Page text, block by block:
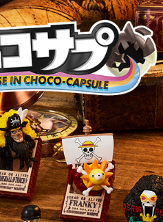
PROJECT R.E.D.・ス
ーパー戦隊シリーズ
つりグミ